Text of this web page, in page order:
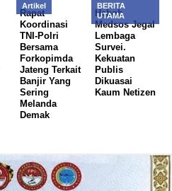
Artikel
Rapat
Koordinasi
TNI-Polri
Bersama
Forkopimda
Jateng Terkait
Banjir Yang
Sering
Melanda
Demak
BERITA
UTAMA
Heboh
Medsos Jegal
Lembaga
Survei.
Kekuatan
Publis
Dikuasai
Kaum Netizen